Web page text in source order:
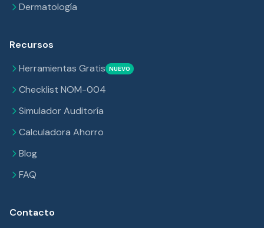
Dermatología
Recursos
Herramientas Gratis NUEVO
Checklist NOM-004
Simulador Auditoría
Calculadora Ahorro
Blog
FAQ
Contacto